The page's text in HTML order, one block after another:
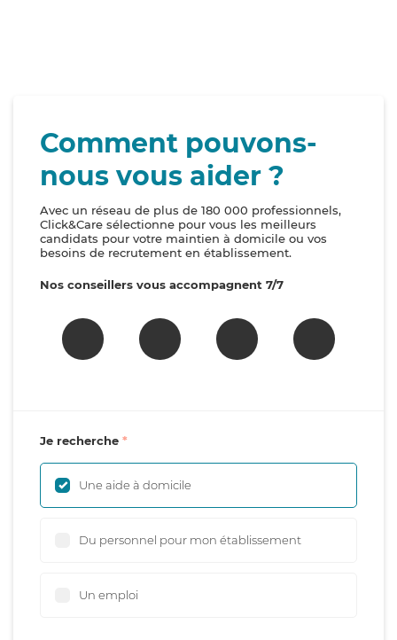
Comment pouvons-
nous vous aider ?
Avec un réseau de plus de 180 000 professionnels,
Click&Care sélectionne pour vous les meilleurs
candidats pour votre maintien à domicile ou vos
besoins de recrutement en établissement.
Nos conseillers vous accompagnent 7/7
Je recherche
Une aide à domicile
Du personnel pour mon établissement
Un emploi